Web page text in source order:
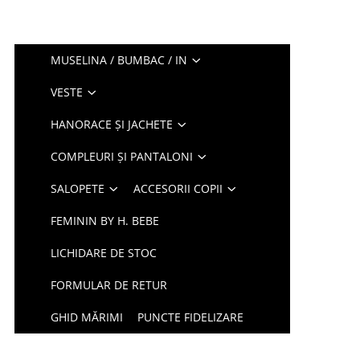
MUSELINA / BUMBAC / IN
VESTE
HANORACE ȘI JACHETE
COMPLEURI ȘI PANTALONI
SALOPETE ACCESORII COPII
FEMININ BY H. BEBE
LICHIDARE DE STOC
FORMULAR DE RETUR
GHID MĂRIMI PUNCTE FIDELIZARE